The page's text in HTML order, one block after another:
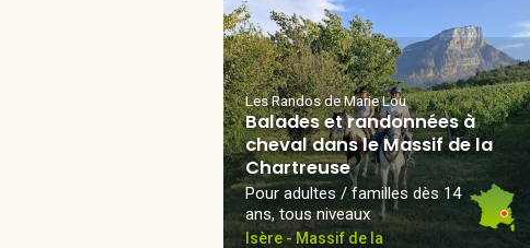
Les Randos de Marie Lou
Balades et randonnées à
cheval dans le Massif de la
Chartreuse
Pour adultes / familles dès 14
ans, tous niveaux
Isère - Massif de la